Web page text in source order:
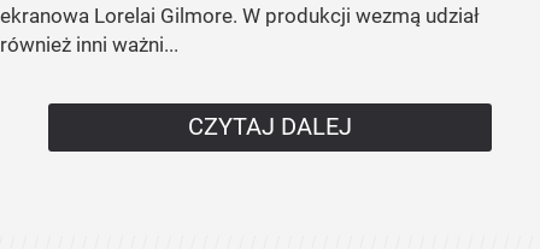
ekranowa Lorelai Gilmore. W produkcji wezmą udział
również inni ważni...
CZYTAJ DALEJ